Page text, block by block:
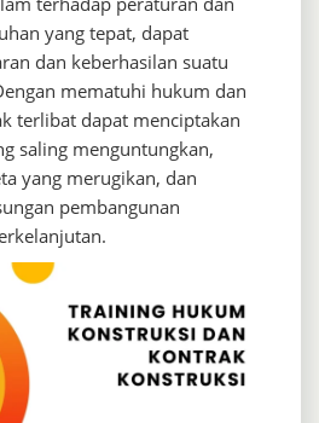
yang tepat, dapat
dan keberhasilan suatu
mematuhi hukum dan
terlibat dapat menciptakan
saling menguntungkan,
yang merugikan, dan
pembangunan